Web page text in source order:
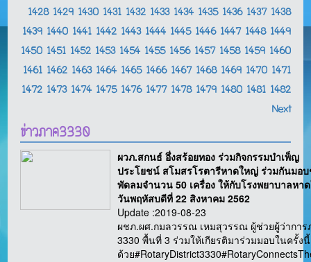
1428 1429 1430 1431 1432 1433 1434 1435 1436 1437 1438
1439 1440 1441 1442 1443 1444 1445 1446 1447 1448 1449
1450 1451 1452 1453 1454 1455 1456 1457 1458 1459 1460
1461 1462 1463 1464 1465 1466 1467 1468 1469 1470 1471
1472 1473 1474 1475 1476 1477 1478 1479 1480 1481 1482
Next
ข่าวภาค3330
ผวภ.สกนธ์ อึ่งสร้อยทอง ร่วมกิจกรรมบำเพ็ญ
ประโยชน์ สโมสรโรตารีหาดใหญ่ ร่วมกันมอ
พัดลมจำนวน 50 เครื่อง ให้กับโรงพยาบาลหา
วันพฤหัสบดีที่ 22 สิงหาคม 2562
Update :2019-08-23
ผชภ.ผศ.กมลวรรณ เหมสุวรรณ ผู้ช่วยผู้ว่าการ
3330 พื้นที่ 3 ร่วมให้เกียรติมาร่วมมอบในครั้งนี้
ด้วย